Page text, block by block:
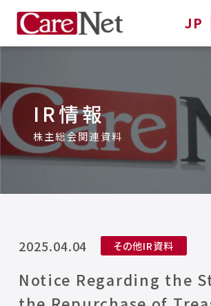
JP
IR情報
株主総会関連資料
2025.04.04 その他IR資料
Notice Regarding the